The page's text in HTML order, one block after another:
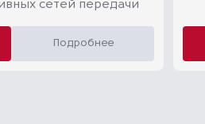
сетей передачи
Подробнее